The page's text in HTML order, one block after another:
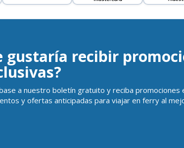
gustaría recibir
a nuestro boletín gratuito y reciba promociones
y ofertas anticipadas para viajar en ferry al